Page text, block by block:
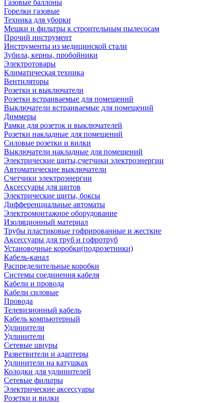
Газовые баллоны
Горелки газовые
Техника для уборки
Мешки и фильтры к строительным пылесосам
Прочий инструмент
Инструменты из медицинской стали
Зубила, керны, пробойники
Электротовары
Климатическая техника
Вентиляторы
Розетки и выключатели
Розетки встраиваемые для помещений
Выключатели встраиваемые для помещений
Диммеры
Рамки для розеток и выключателей
Розетки накладные для помещений
Силовые розетки и вилки
Выключатели накладные для помещений
Электрические щиты,счетчики электроэнергии
Автоматические выключатели
Счетчики электроэнергии
Аксессуары для щитов
Электрические щиты, боксы
Дифференциальные автоматы
Электромонтажное оборудование
Изоляционный материал
Трубы пластиковые гофрированные и жесткие
Аксессуары для труб и гофротруб
Установочные коробки(подрозетники)
Кабель-канал
Распределительные коробки
Системы соединения кабеля
Кабели и провода
Кабели силовые
Провода
Телевизионный кабель
Кабель компьютерный
Удлинители
Удлинители
Сетевые шнуры
Разветвители и адаптеры
Удлинители на катушках
Колодки для удлинителей
Сетевые фильтры
Электрические аксессуары
Розетки и вилки